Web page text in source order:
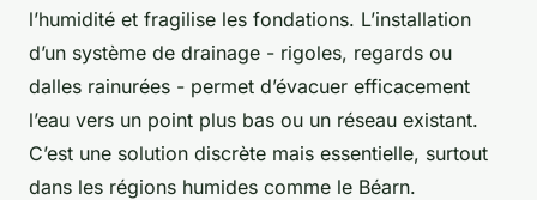
l’humidité et fragilise les fondations. L’installation
d’un système de drainage - rigoles, regards ou
dalles rainurées - permet d’évacuer efficacement
l’eau vers un point plus bas ou un réseau existant.
C’est une solution discrète mais essentielle, surtout
dans les régions humides comme le Béarn.